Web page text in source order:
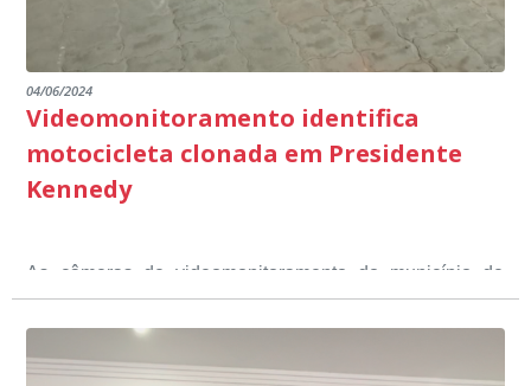
04/06/2024
Videomonitoramento identifica
motocicleta clonada em Presidente
Kennedy
As câmeras de videomonitoramento do município de
Presidente Kennedy identificaram neste fim de semana,
01 de junho, uma motocicleta com indícios de
adulteração, imediatamente, a central de
Durante a abordagem a adulteração foi comprovada,